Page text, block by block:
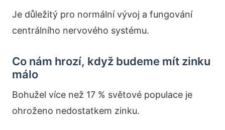
Je důležitý pro normální vývoj a fungování
centrálního nervového systému.
Co nám hrozí, když budeme mít zinku
málo
Bohužel více než 17 % světové populace je
ohroženo nedostatkem zinku.